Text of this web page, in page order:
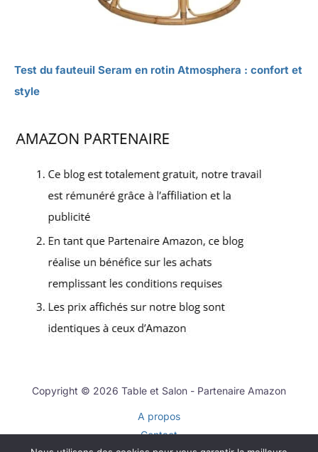
Test du fauteuil Seram en rotin Atmosphera : confort et
style
Copyright © 2026 Table et Salon - Partenaire Amazon
A propos
Contact